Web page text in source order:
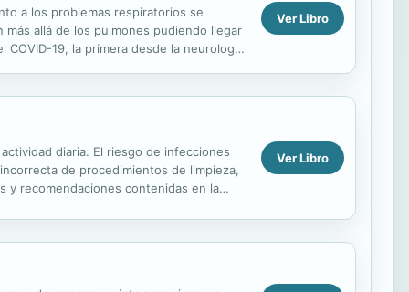
a los problemas respiratorios se
allá de los pulmones pudiendo llegar
19, la primera desde la neurología
Ver Libro
diaria. El riesgo de infecciones
de procedimientos de limpieza,
y recomendaciones contenidas en la
Ver Libro